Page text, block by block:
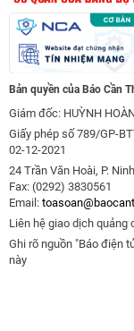
Bản quyền của Báo Cần
Giám đốc: HUỲNH
Giấy phép số 789/GP-
02-12-2021
24 Trần Văn Hoài, P.
Fax: (0292) 3830561
Email:
Liên hệ giao dịch quảng
Ghi rõ nguồn "Báo điện
này